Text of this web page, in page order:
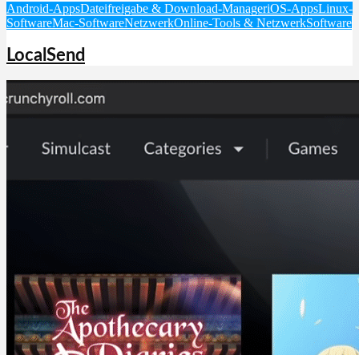
Android-AppsDateifreigabe & Download-ManageriOS-AppsLinux-
SoftwareMac-SoftwareNetzwerkOnline-Tools & NetzwerkSoftware
LocalSend